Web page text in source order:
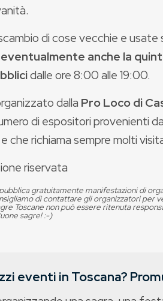
di cose vecchie e usate
anche la
dalle ore 8:00 alle 19:00.
dalla Pro Loco di
di espositori provenienti
e che richiama sempre molti
riservata
gratuitamente manifestazioni di
di contattare gli organizzatori per
Toscane non può essere ritenuta
sagre! :-)
eventi in Toscana?